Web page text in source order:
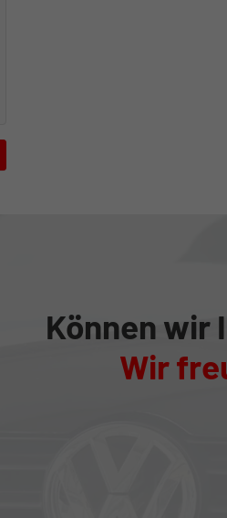
Können wir
Wir